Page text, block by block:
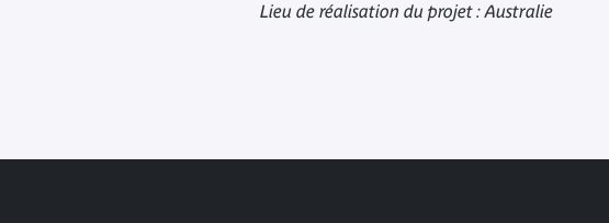
Lieu de réalisation du projet : Australie